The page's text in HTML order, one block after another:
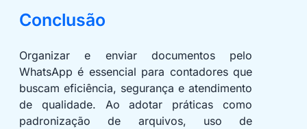
Conclusão
Organizar e enviar documentos pelo
WhatsApp é essencial para contadores que
buscam eficiência, segurança e atendimento
de qualidade. Ao adotar práticas como
padronização de arquivos, uso de